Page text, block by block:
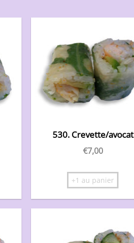
530. Crevette/avocat
€7,00
+1 au panier